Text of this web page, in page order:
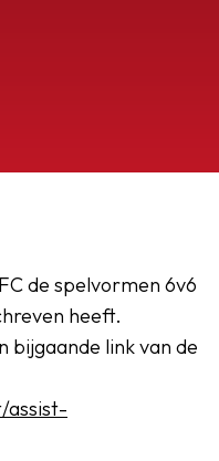
de spelvormen 6v6
heeft.
bijgaande link van de
assist-